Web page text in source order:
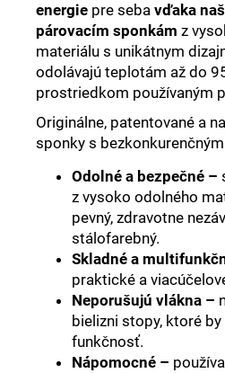
energie pre seba vďaka
párovacím sponkám z
materiálu s unikátnym
odolávajú teplotám až do
prostriedkom používaným
Originálne, patentované a
sponky s
Odolné a bezpečné –
z vysoko odolného
pevný, zdravotne
stálofarebný.
Skladné a
praktické a
Neporušujú vlákna –
bielizni stopy, ktoré
funkčnosť.
Nápomocné –